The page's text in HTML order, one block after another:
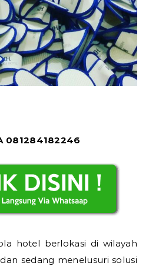
081284182246
hotel berlokasi di wilayah
sedang menelusuri solusi